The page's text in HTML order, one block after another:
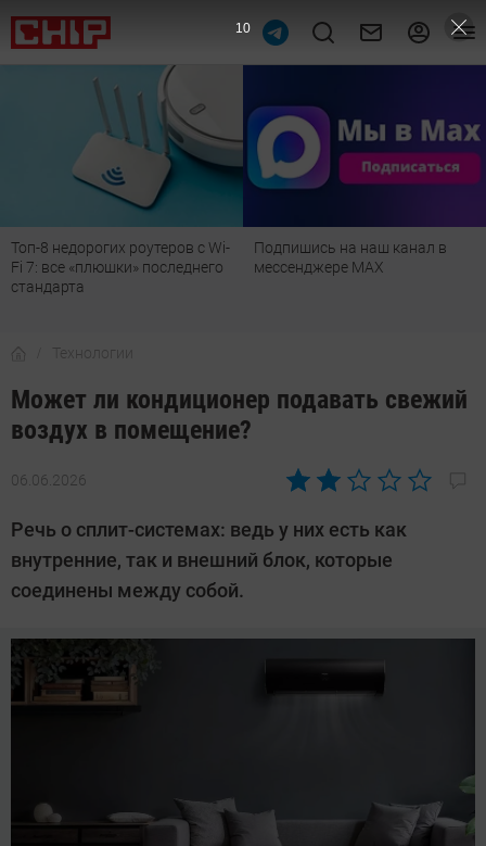
Топ-8 недорогих роутеров с Wi-
Fi 7: все «плюшки» последнего
стандарта
Подпишись на наш канал в
мессенджере МАХ
Технологии
Может ли кондиционер подавать свежий
воздух в помещение?
06.06.2026
Автор:
Речь о сплит-системах: ведь у них есть как
внутренние, так и внешний блок, которые
соединены между собой.
9